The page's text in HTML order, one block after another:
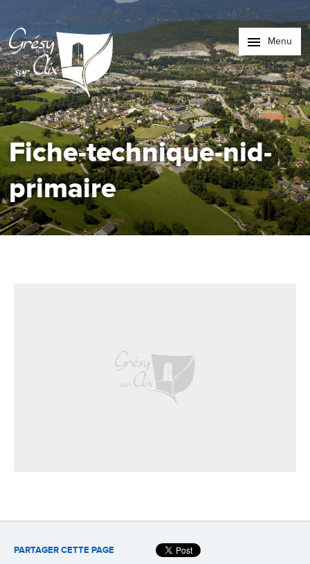
Menu
Fiche-technique-nid-
primaire
PARTAGER CETTE PAGE